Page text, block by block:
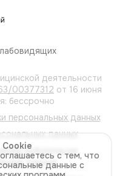
оценка
деятельности
00377312 от 16 июня
бессрочно
персональных данных
данных
информации,
данные
с тем, что
данные с